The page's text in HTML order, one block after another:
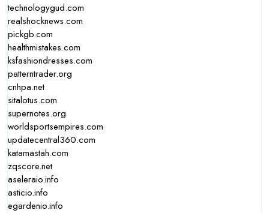
technologygud.com
realshocknews.com
pickgb.com
healthmistakes.com
ksfashiondresses.com
patterntrader.org
cnhpa.net
sitalotus.com
supernotes.org
worldsportsempires.com
updatecentral360.com
katamastah.com
zqscore.net
aseleraio.info
asticio.info
egardenio.info